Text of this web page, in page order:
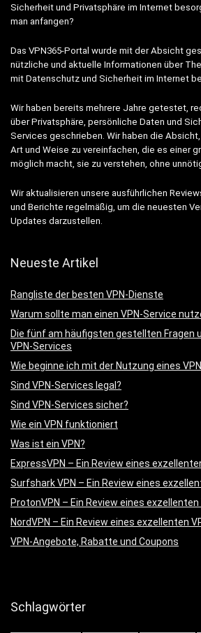
Sicherheit und Privatsphäre im Internet
man anfangen?
Das VPN365-Portal wurde mit der Absicht
nützliche und aktuelle Informationen über
mit Datenschutz und Sicherheit im Internet
Wir haben bereits mehrere Jahre getestet,
über Privatsphäre, persönliche Daten und
Services geschrieben. Wir haben die
Art und Weise zu vereinfachen, die es einer
möglich macht, sie zu verstehen, ohne
Wir aktualisieren unsere ausführlichen
und Berichte regelmäßig, um die neuesten
Updates darzustellen.
Neueste Artikel
Rangliste der besten VPN-Dienste
Warum sollte man einen VPN-Service
Die fünf am häufigsten gestellten Fragen
VPN-Services
Wie beginne ich mit der Nutzung eines
Sind VPN-Services legal?
Sind VPN-Services sicher?
Wie ein VPN funktioniert
Was ist ein VPN?
ExpressVPN – Ein Review eines
Surfshark VPN – Ein Review eines
ProtonVPN – Ein Review eines
NordVPN – Ein Review eines exzellenten
VPN-Angebote, Rabatte und Coupons
Schlagwörter